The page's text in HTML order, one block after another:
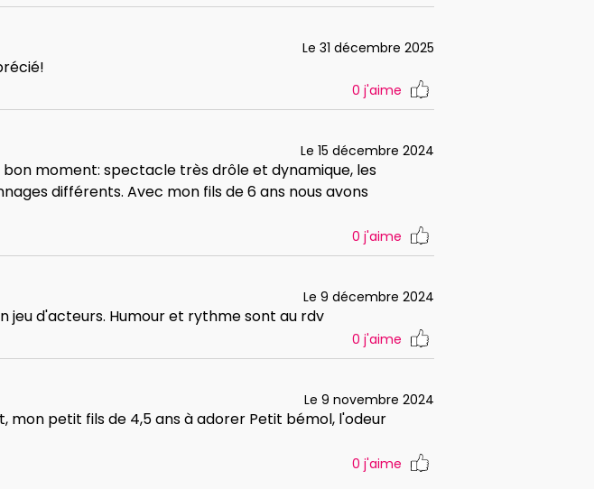
Le 31 décembre 2025
0 j'aime
Le 15 décembre 2024
bon moment: spectacle très drôle et dynamique, les
différents. Avec mon fils de 6 ans nous avons
0 j'aime
Le 9 décembre 2024
d'acteurs. Humour et rythme sont au rdv
0 j'aime
Le 9 novembre 2024
mon petit fils de 4,5 ans à adorer Petit bémol, l'odeur
0 j'aime